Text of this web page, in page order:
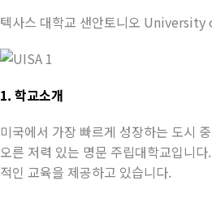
기
텍사스 대학교 샌안토니오
1. 학교소개
미국에서 가장 빠르게 성장하는 도시
오른 저력 있는 명문 주립대학교입니다
적인 교육을 제공하고 있습니다.